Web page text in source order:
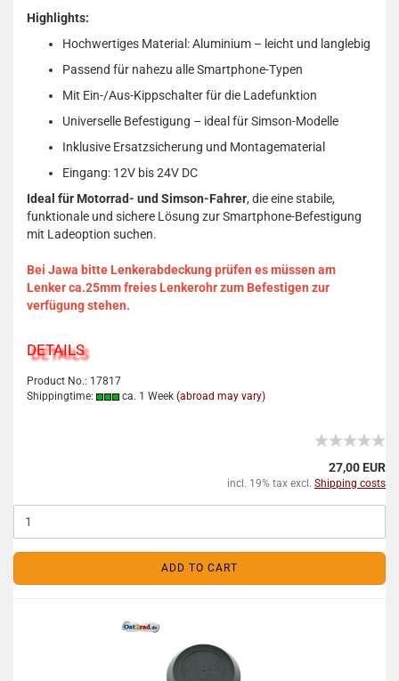
Highlights:
Hochwertiges Material: Aluminium – leicht und langlebig
Passend für nahezu alle Smartphone-Typen
Mit Ein-/Aus-Kippschalter für die Ladefunktion
Universelle Befestigung – ideal für Simson-Modelle
Inklusive Ersatzsicherung und Montagematerial
Eingang: 12V bis 24V DC
Ideal für Motorrad- und Simson-Fahrer, die eine stabile,
funktionale und sichere Lösung zur Smartphone-Befestigung
mit Ladeoption suchen.
Bei Jawa bitte Lenkerabdeckung prüfen es müssen am
Lenker ca.25mm freies Lenkerohr zum Befestigen zur
verfügung stehen.
DETAILS
Product No.: 17817
Shippingtime:
ca. 1 Week (abroad may vary)
27,00 EUR
incl. 19% tax excl. Shipping costs
ADD TO CART